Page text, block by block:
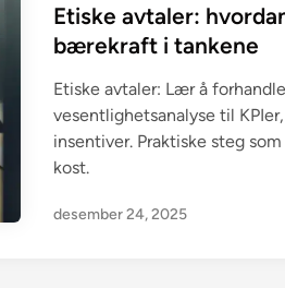
s
t
d
i
n
Etiske avtaler:
bærekraft i tankene
Etiske avtaler: Lær å
vesentlighetsanalyse til
insentiver. Praktiske steg
kost.
desember 24, 2025